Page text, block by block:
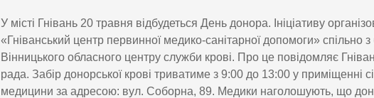
У місті Гнівань 20 травня відбудеться День донора. Ініціативу
«Гніванський центр первинної медико-санітарної допомоги» спільно
Вінницького обласного центру служби крові. Про це повідомляє
рада. Забір донорської крові триватиме з 9:00 до 13:00 у приміщенні
медицини за адресою: вул. Соборна, 89. Медики наголошують, що